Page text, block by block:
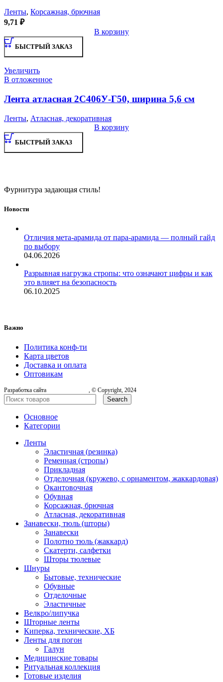
Ленты, Корсажная, брючная
9,71 ₽
В корзину
БЫСТРЫЙ ЗАКАЗ
Увеличить
В отложенное
Лента атласная 2С406У-Г50, ширина 5,6 см
Ленты, Атласная, декоративная
В корзину
БЫСТРЫЙ ЗАКАЗ
Фурнитура задающая стиль!
Новости
Отличия мета-арамида от пара-арамида — полный гайд
по выбору
04.06.2026
Разрывная нагрузка стропы: что означают цифры и как
это влияет на безопасность
06.10.2025
Важно
Политика конф-ти
Карта цветов
Доставка и оплата
Оптовикам
Разработка сайта , © Copyright, 2024
Search
Основное
Категории
Ленты
Эластичная (резинка)
Ременная (стропы)
Прикладная
Отделочная (кружево, с орнаментом, жаккардовая)
Окантовочная
Обувная
Корсажная, брючная
Атласная, декоративная
Занавески, тюль (шторы)
Занавески
Полотно тюль (жаккард)
Скатерти, салфетки
Шторы тюлевые
Шнуры
Бытовые, технические
Обувные
Отделочные
Эластичные
Велкро/липучка
Шторные ленты
Киперка, технические, ХБ
Ленты для погон
Галун
Медицинские товары
Ритуальная коллекция
Готовые изделия